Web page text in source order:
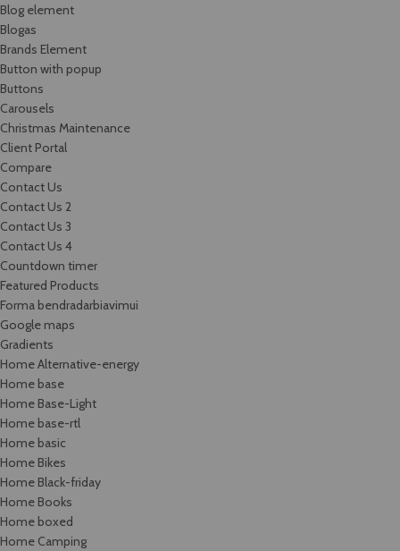
Blog element
Blogas
Brands Element
Button with popup
Buttons
Carousels
Christmas Maintenance
Client Portal
Compare
Contact Us
Contact Us 2
Contact Us 3
Contact Us 4
Countdown timer
Featured Products
Forma bendradarbiavimui
Google maps
Gradients
Home Alternative-energy
Home base
Home Base-Light
Home base-rtl
Home basic
Home Bikes
Home Black-friday
Home Books
Home boxed
Home Camping